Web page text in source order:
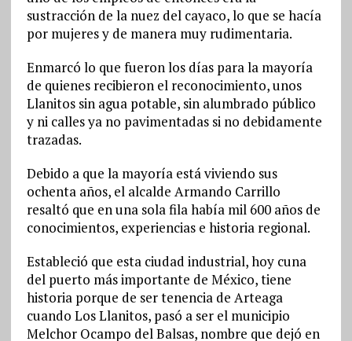
sustracción de la nuez del cayaco, lo que se hacía
por mujeres y de manera muy rudimentaria.
Enmarcó lo que fueron los días para la mayoría
de quienes recibieron el reconocimiento, unos
Llanitos sin agua potable, sin alumbrado público
y ni calles ya no pavimentadas si no debidamente
trazadas.
Debido a que la mayoría está viviendo sus
ochenta años, el alcalde Armando Carrillo
resaltó que en una sola fila había mil 600 años de
conocimientos, experiencias e historia regional.
Estableció que esta ciudad industrial, hoy cuna
del puerto más importante de México, tiene
historia porque de ser tenencia de Arteaga
cuando Los Llanitos, pasó a ser el municipio
Melchor Ocampo del Balsas, nombre que dejó en